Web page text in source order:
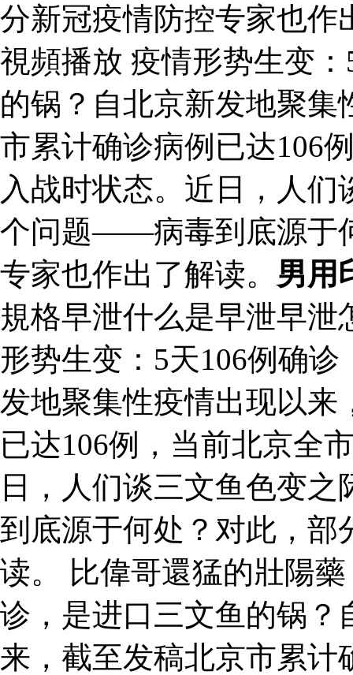
分新冠疫情防控专家也作
視頻播放 疫情形势生变
的锅？自北京新发地聚
市累计确诊病例已达106
入战时状态。近日，人
个问题——病毒到底源于
专家也作出了解读。 男用
規格早泄什么是早泄早泄
形势生变：5天106例确
发地聚集性疫情出现以来
已达106例，当前北京全
日，人们谈三文鱼色变
到底源于何处？对此，部
读。 比偉哥還猛的壯陽
诊，是进口三文鱼的锅？
来，截至发稿北京市累计